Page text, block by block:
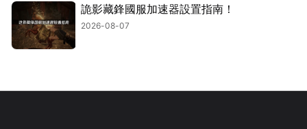
詭影藏鋒國服加速器設置指南！
2026-08-07